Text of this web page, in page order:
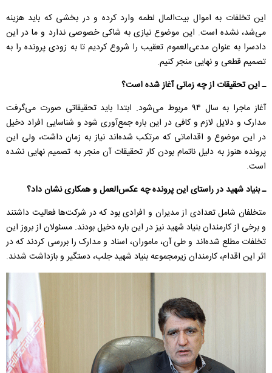
این تخلفات به اموال بیت‌المال لطمه وارد کرده و در بخشی که باید هزینه
می‌شد، نشده است. این موضوع نیازی به شاکی خصوصی ندارد و ما در این
دادسرا به عنوان مدعی‌العموم تعقیب را شروع کردیم تا به زودی پرونده را به
تصمیم قطعی و نهایی منجر کنیم.
ـ این تحقیقات از چه زمانی آغاز شده است؟
آغاز ماجرا به سال ۹۴ مربوط می‌شود. ابتدا باید تحقیقاتی صورت می‌گرفت
مدارک و دلایل لازم و کافی در این باره جمع‌آوری شود و شناسایی افراد دخیل
در این موضوع و اقداماتی که مرتکب شده‌اند نیاز به زمان داشت، ولی این
پرونده هنوز به دلیل ناتمام بودن کار تحقیقات آن منجر به تصمیم نهایی نشده
است.
ـ بنیاد شهید در راستای این پرونده چه عکس‌العمل و همکاری نشان داد؟
متخلفان شامل تعدادی از مدیران و افرادی بود که در شرکت‌ها فعالیت داشتند
و برخی از کارمندان بنیاد شهید نیز در این باره دخیل بودند. مسئولان از بروز این
تخلفات مطلع شده‌اند و طی آن،‌ ماموران،‌ اسناد و مدارک را بررسی کردند که در
اثر این اقدام، کارمندان زیرمجموعه بنیاد شهید جلب، دستگیر و بازداشت شدند.